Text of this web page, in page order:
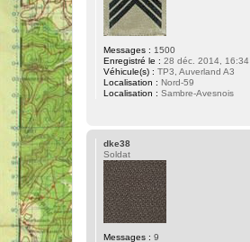
Messages : 1500
Enregistré le : 28 déc. 2014, 16:34
Véhicule(s) : TP3, Auverland A3
Localisation : Nord-59
Localisation : Sambre-Avesnois
dke38
Soldat
Messages : 9